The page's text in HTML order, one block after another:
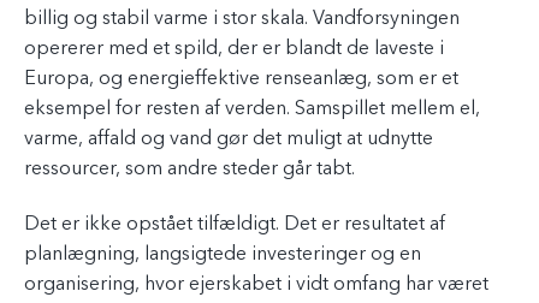
billig og stabil varme i stor skala. Vandforsyningen
opererer med et spild, der er blandt de laveste i
Europa, og energieffektive renseanlæg, som er et
eksempel for resten af verden. Samspillet mellem el,
varme, affald og vand gør det muligt at udnytte
ressourcer, som andre steder går tabt.
Det er ikke opstået tilfældigt. Det er resultatet af
planlægning, langsigtede investeringer og en
organisering, hvor ejerskabet i vidt omfang har været